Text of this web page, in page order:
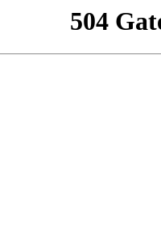
504